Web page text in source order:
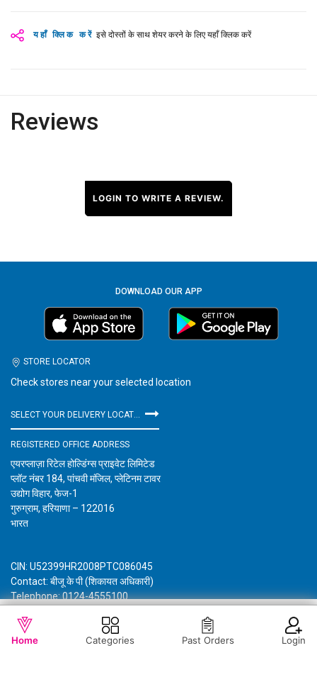
WISHLIST OUT OF STOCK
यहाँ क्लिक करें इसे दोस्तों के साथ शेयर करने के लिए यहाँ क्लिक करें
Reviews
LOGIN TO WRITE A REVIEW.
DOWNLOAD OUR APP
STORE LOCATOR
Check stores near your selected location
REGISTERED OFFICE ADDRESS
एयरप्लाज़ा रिटेल होल्डिंग्स प्राइवेट लिमिटेड
प्लॉट नंबर 184, पांचवी मंजिल, प्लेटिनम टावर
उद्योग विहार, फेज-1
गुरुग्राम, हरियाणा – 122016
भारत
CIN: U52399HR2008PTC086045
Contact: बीजू के पी (शिकायत अधिकारी)
Telephone: 0124-4555100
विशाल मेगा मार्ट के बारे में जानकारी गोपनीयता नीति नियम और शर्तें
Home Categories Past Orders Login